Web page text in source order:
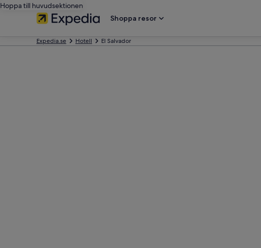
Hoppa till huvudsektionen
Shoppa resor
Expedia.se Hotell El Salvador